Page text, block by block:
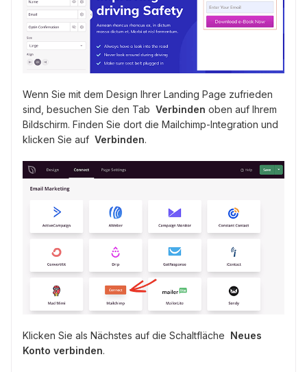
Wenn Sie mit dem Design Ihrer Landing Page zufrieden
sind, besuchen Sie den Tab Verbinden oben auf Ihrem
Bildschirm. Finden Sie dort die Mailchimp-Integration und
klicken Sie auf Verbinden.
Klicken Sie als Nächstes auf die Schaltfläche Neues
Konto verbinden.